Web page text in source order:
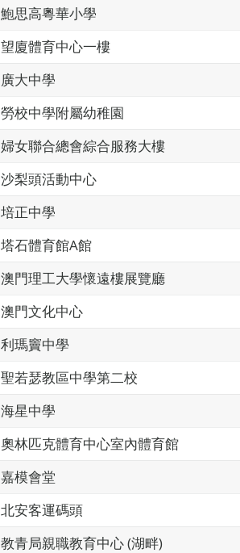
鮑思高粵華小學
望廈體育中心一樓
廣大中學
勞校中學附屬幼稚園
婦女聯合總會綜合服務大樓
沙梨頭活動中心
培正中學
塔石體育館A館
澳門理工大學懷遠樓展覽廳
澳門文化中心
利瑪竇中學
聖若瑟教區中學第二校
海星中學
奧林匹克體育中心室內體育館
嘉模會堂
北安客運碼頭
教青局親職教育中心 (湖畔)